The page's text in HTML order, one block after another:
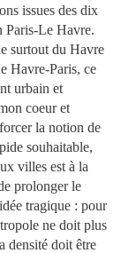
issues des dix
Paris-Le Havre.
surtout du Havre
Havre-Paris, ce
urbain et
coeur et
la notion de
souhaitable,
villes est à la
prolonger le
tragique : pour
ne doit plus
densité doit être